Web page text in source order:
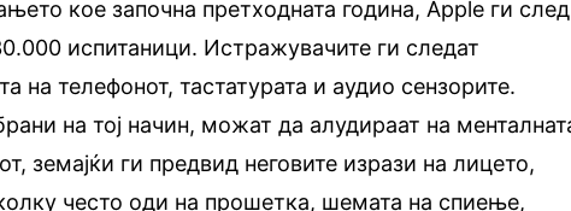
кое започна претходната година, Apple ги
испитаници. Истражувачите ги следат
на телефонот, тастатурата и аудио сензорите.
на тој начин, можат да алудираат на
земајќи ги предвид неговите изрази на лицето,
често оди на прошетка, шемата на спиење,